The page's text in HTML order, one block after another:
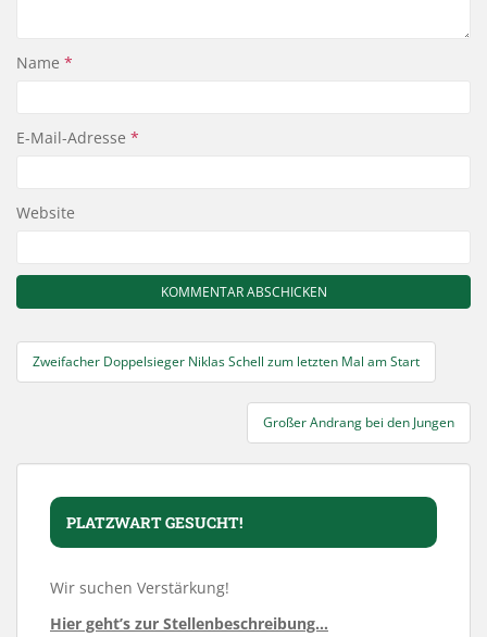
Name *
E-Mail-Adresse *
Website
Beitragsnavigation
Zweifacher Doppelsieger Niklas Schell zum letzten Mal am Start
Großer Andrang bei den Jungen
PLATZWART GESUCHT!
Wir suchen Verstärkung!
Hier geht’s zur Stellenbeschreibung…